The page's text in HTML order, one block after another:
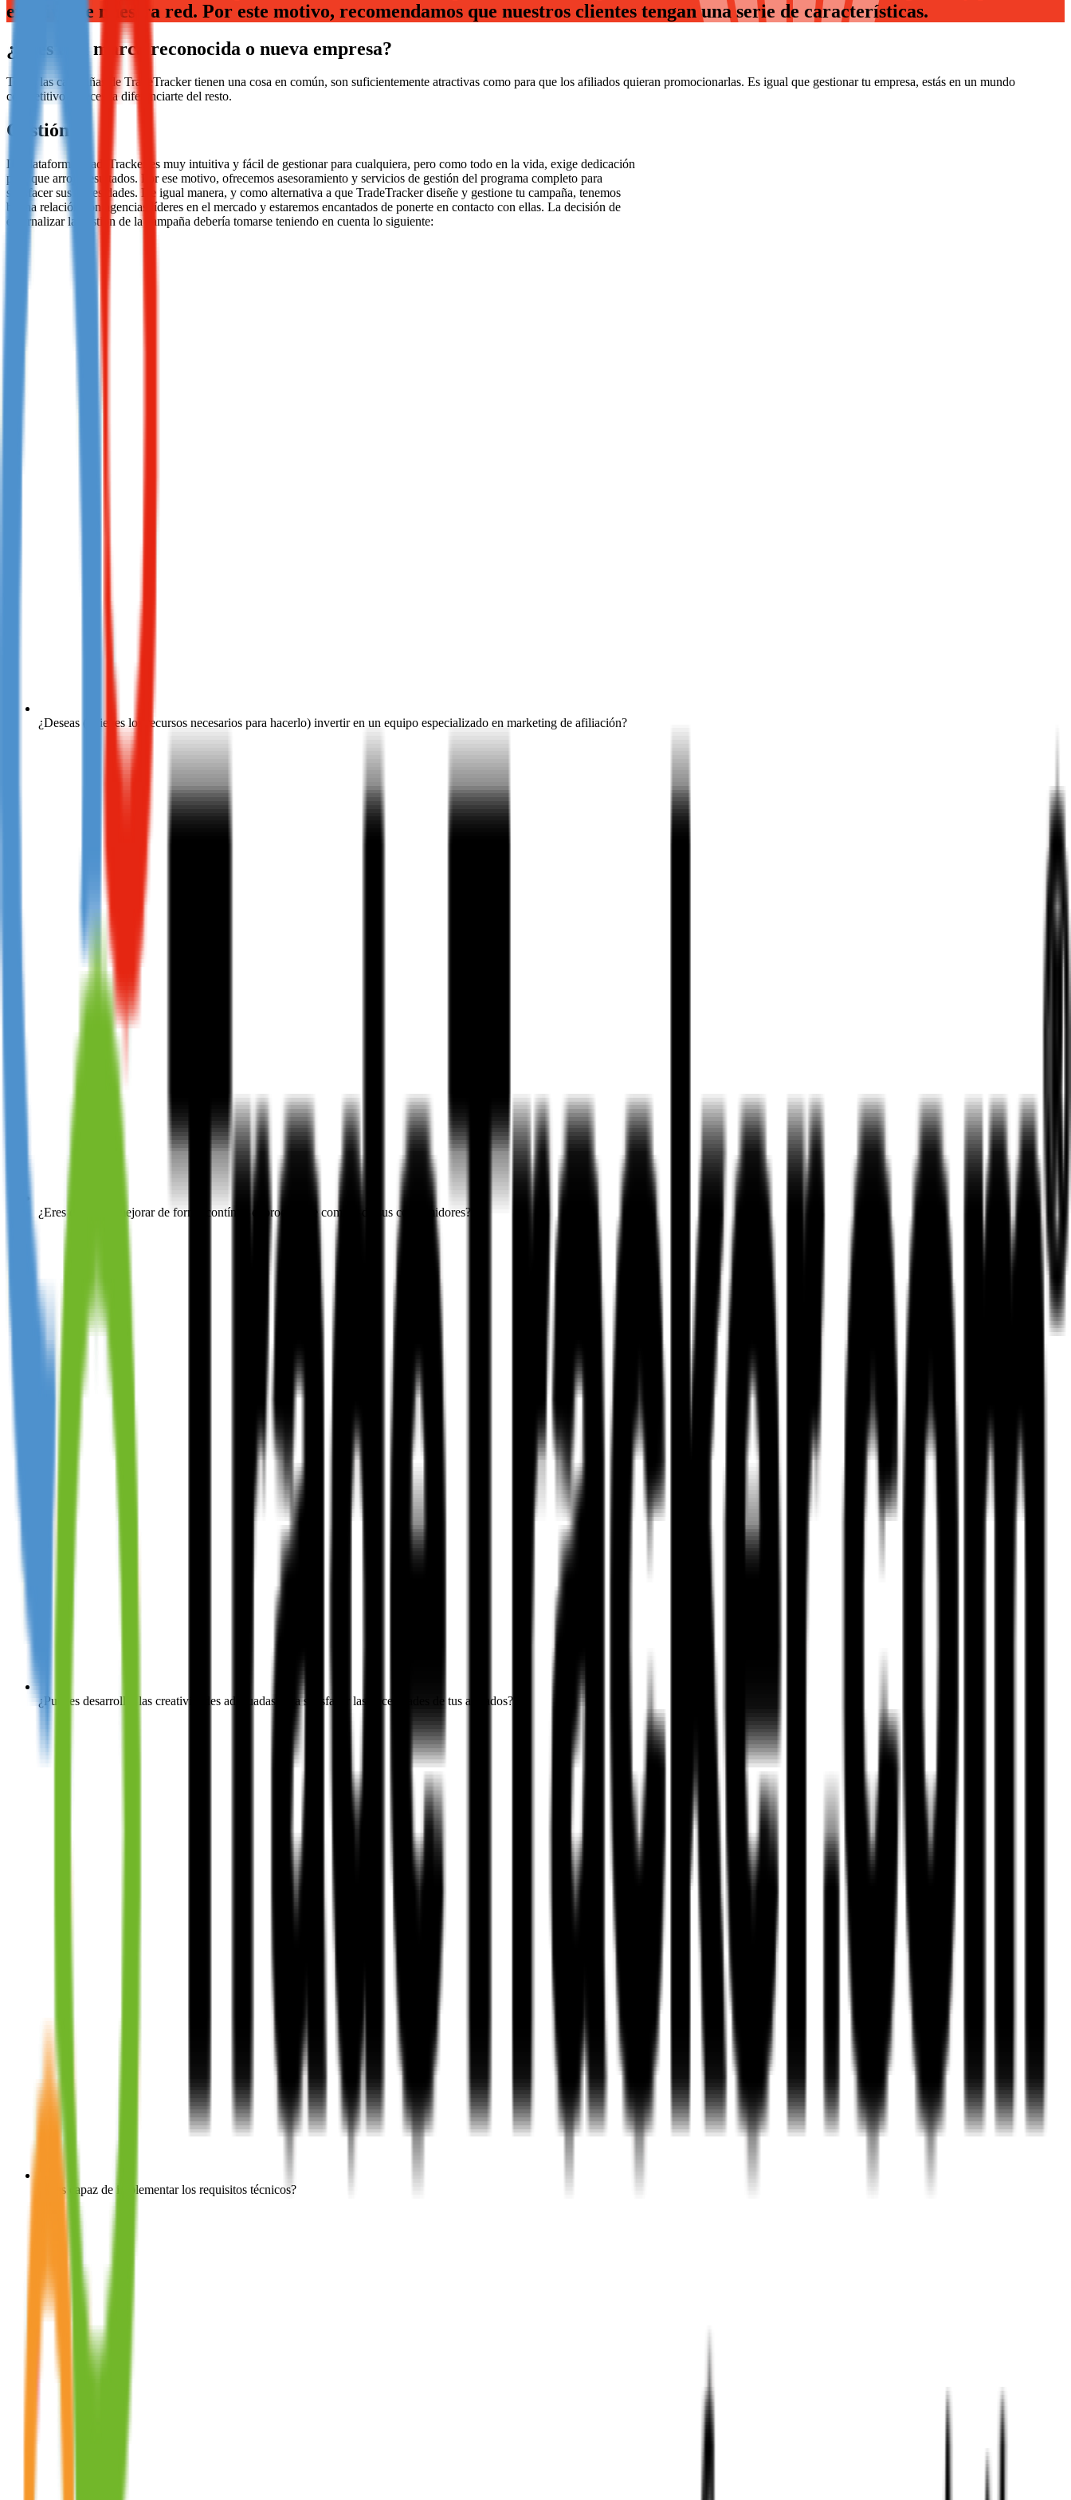
Not already our Publisher?
Sign up here
efectiva de nuestra red. Por este motivo, recomendamos que nuestros clientes tengan una serie de características.
¿Eres una marca reconocida o nueva empresa?
Todas las campañas de TradeTracker tienen una cosa en común, son suficientemente atractivas como para que los afiliados quieran promocionarlas. Es igual que gestionar tu empresa, estás en un mundo
competitivo y necesita diferenciarte del resto.
Gestión
La plataforma TradeTracker es muy intuitiva y fácil de gestionar para cualquiera, pero como todo en la vida, exige dedicación
para que arroje resultados. Por ese motivo, ofrecemos asesoramiento y servicios de gestión del programa completo para
satisfacer sus necesidades. De igual manera, y como alternativa a que TradeTracker diseñe y gestione tu campaña, tenemos
buena relación con agencias líderes en el mercado y estaremos encantados de ponerte en contacto con ellas. La decisión de
externalizar la gestión de la campaña debería tomarse teniendo en cuenta lo siguiente:
¿Deseas (y tienes los recursos necesarios para hacerlo) invertir en un equipo especializado en marketing de afiliación?
¿Eres capaz de mejorar de forma contínua el proceso de compra de sus consumidores?
¿Puedes desarrollar las creatividades adecuadas para satisfacer las necesidades de tus afiliados?
¿Eres capaz de implementar los requisitos técnicos?